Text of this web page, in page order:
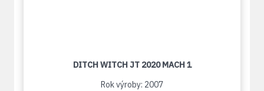
DITCH WITCH JT 2020 MACH 1
Rok výroby: 2007